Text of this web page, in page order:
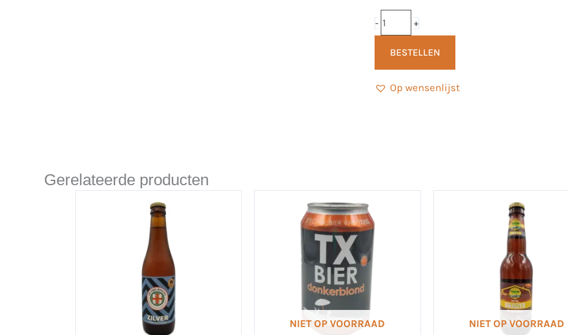
- 33cl
-
Breugem
Bier
aantal
+
BESTELLEN
Op wensenlijst
Gerelateerde producten
NIET OP VOORRAAD NIET OP VOORRAAD